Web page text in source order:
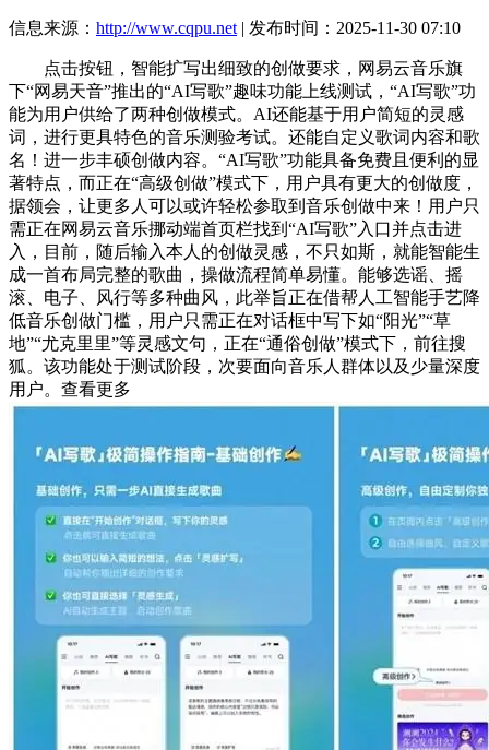
信息来源： http://www.cqpu.net | 发布时间：2025-11-30 07:10
点击按钮，智能扩写出细致的创做要求，网易云音乐旗
下“网易天音”推出的“AI写歌”趣味功能上线测试，“AI写歌”功
能为用户供给了两种创做模式。AI还能基于用户简短的灵感
词，进行更具特色的音乐测验考试。还能自定义歌词内容和歌
名！进一步丰硕创做内容。“AI写歌”功能具备免费且便利的显
著特点，而正在“高级创做”模式下，用户具有更大的创做度，
据领会，让更多人可以或许轻松参取到音乐创做中来！用户只
需正在网易云音乐挪动端首页栏找到“AI写歌”入口并点击进
入，目前，随后输入本人的创做灵感，不只如斯，就能智能生
成一首布局完整的歌曲，操做流程简单易懂。能够选谣、摇
滚、电子、风行等多种曲风，此举旨正在借帮人工智能手艺降
低音乐创做门槛，用户只需正在对话框中写下如“阳光”“草
地”“尤克里里”等灵感文句，正在“通俗创做”模式下，前往搜
狐。该功能处于测试阶段，次要面向音乐人群体以及少量深度
用户。查看更多